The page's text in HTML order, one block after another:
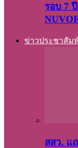
รอบ 7
ข่าวประชาสัม
สสว. แ